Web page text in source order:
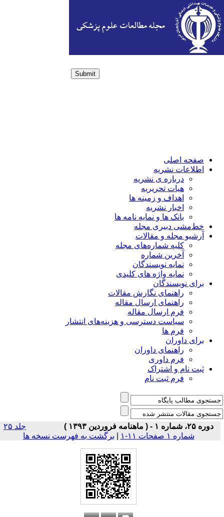
Submit
صفحه اصلی
اطلاعات نشریه
درباره ی نشریه
هیات تحریریه
اهداف و زمینه ها
اخبار نشریه
بانک ها و نمایه نامه ها
خط‌مشی دبیری مجله
آرشیو مجله و مقالات
کلیه شماره‌های مجله
آخرین شماره
نمایه نویسندگان
نمایه واژه های کلیدی
برای نویسندگان
راهنمای نگارش مقالات
راهنمای ارسال مقاله
فرم ارسال مقاله
سیاست دسترسی و هزینه‌های انتشار
فرم ها
برای داوران
راهنمای داوران
فرم داوری
ثبت نام و اشتراک
فرم ثبت نام
دوره ۲۵، شماره ۱ - ( ماهنامه فروردین ۱۳۹۳ )
جلد ۲۵
شماره ۱ صفحات ۱۱-۱
| برگشت به فهرست نسخه ها